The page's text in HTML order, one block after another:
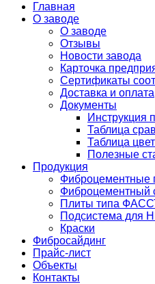
Главная
О заводе
О заводе
Отзывы
Новости завода
Карточка
Сертификаты
Доставка и оплата
Документы
Инструкция
Таблица
Таблица
Полезные
Продукция
Фиброцементный
Плиты типа
Подсистема для
Краски
Фибросайдинг
Прайс-лист
Объекты
Контакты